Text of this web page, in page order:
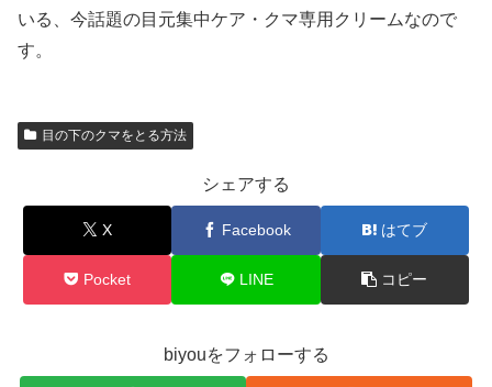
いる、今話題の目元集中ケア・クマ専用クリームなので
す。
目の下のクマをとる方法
シェアする
X Facebook はてブ
Pocket LINE コピー
biyouをフォローする